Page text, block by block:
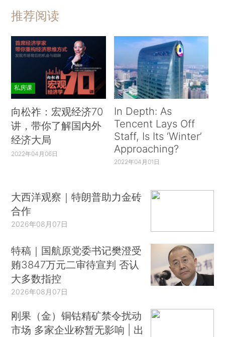
推荐阅读
私房课
向松祚：宏观经济70
讲，带你了解国内外
经济大局
2022年04月06日
In Depth: As
Tencent Lays Off
Staff, Is Its ‘Winter’
Approaching?
2022年04月01日
大西洋观察｜特朗普助力金砖
合作
2026年08月07日
特稿｜国航原党委书记樊澄受
贿3847万元二审待宣判 否认
大多数指控
2026年08月07日
刚果（金）铜钴精矿禁令扰动
市场 多家企业称暂无影响 | 出